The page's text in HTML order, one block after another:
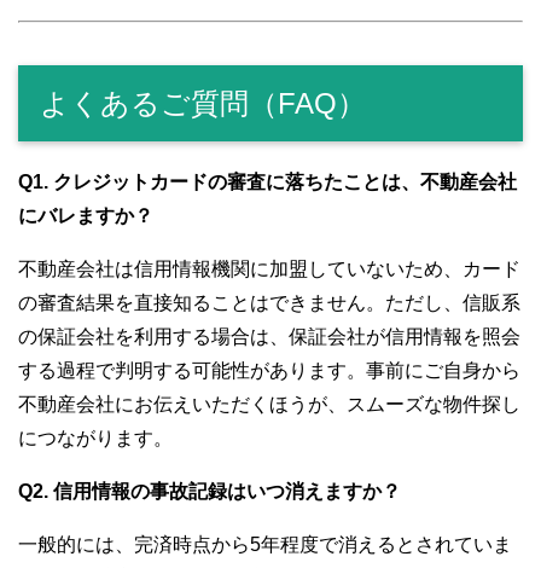
よくあるご質問（FAQ）
Q1. クレジットカードの審査に落ちたことは、不動産会社
にバレますか？
不動産会社は信用情報機関に加盟していないため、カード
の審査結果を直接知ることはできません。ただし、信販系
の保証会社を利用する場合は、保証会社が信用情報を照会
する過程で判明する可能性があります。事前にご自身から
不動産会社にお伝えいただくほうが、スムーズな物件探し
につながります。
Q2. 信用情報の事故記録はいつ消えますか？
一般的には、完済時点から5年程度で消えるとされていま